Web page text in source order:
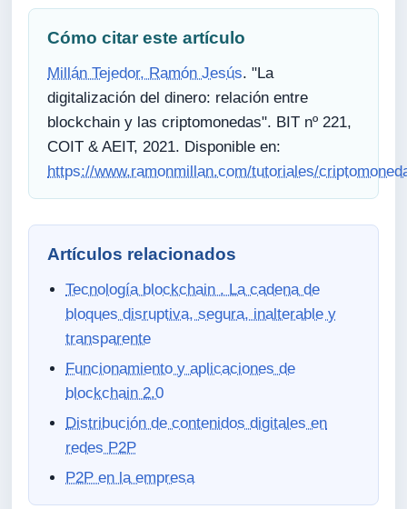
Cómo citar este artículo
Millán Tejedor, Ramón Jesús. "La
digitalización del dinero: relación entre
blockchain y las criptomonedas". BIT nº 221,
COIT & AEIT, 2021. Disponible en:
https://www.ramonmillan.com/tutoriales/
Artículos relacionados
Tecnología blockchain . La cadena de
bloques disruptiva, segura, inalterable y
transparente
Funcionamiento y aplicaciones de
blockchain 2.0
Distribución de contenidos digitales en
redes P2P
P2P en la empresa